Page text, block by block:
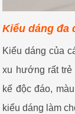
Kiểu dáng đa
Kiểu dáng của
xu hướng rất trẻ
kế độc đáo,
kiểu dáng làm